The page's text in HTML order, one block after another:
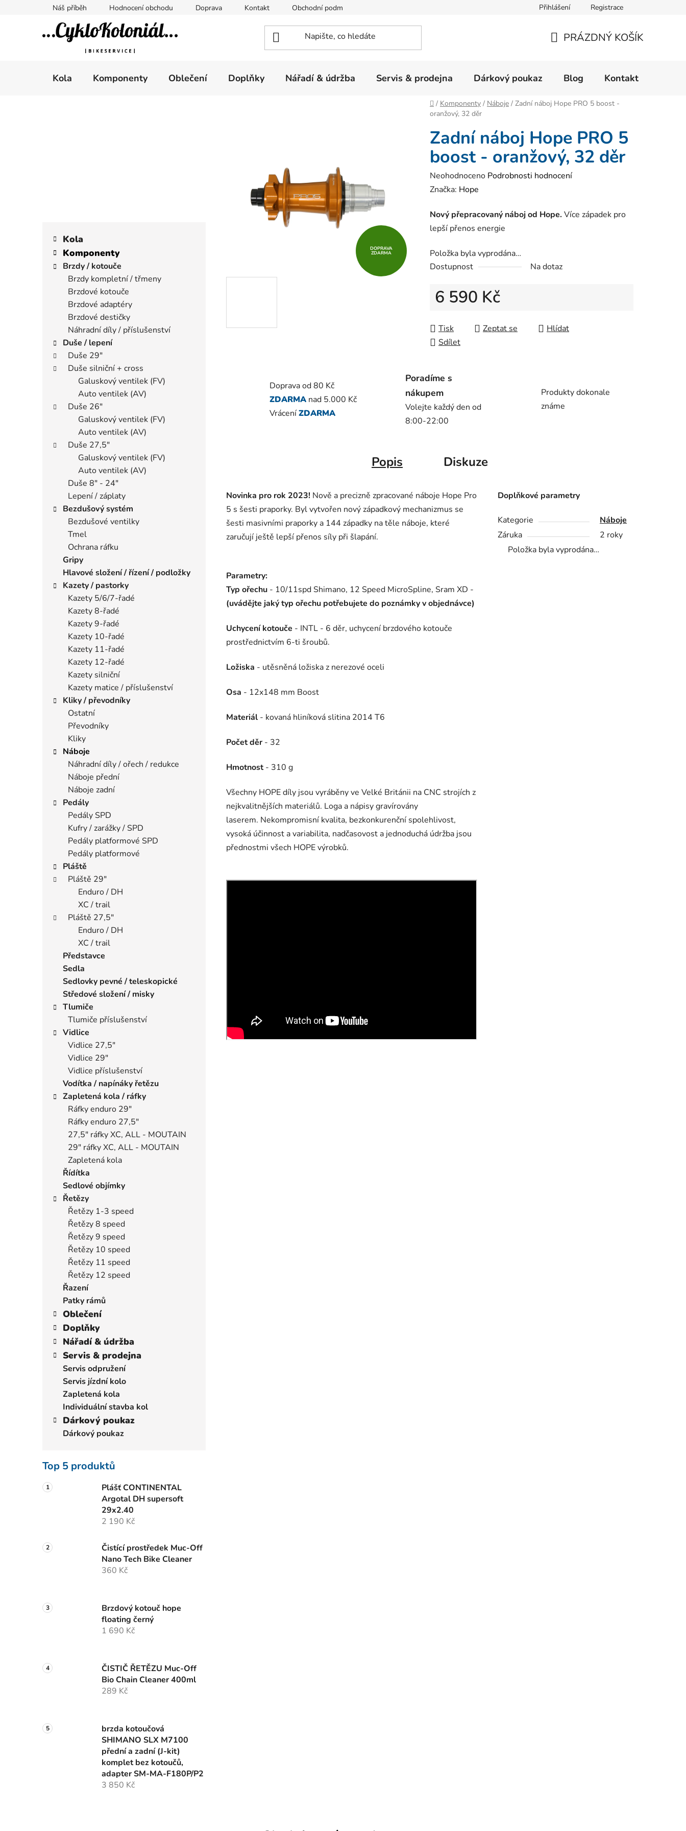
Náš příběh Hodnocení obchodu Doprava Kontakt Obchodní podmínky Formulář pro reklamaci zboží
Přihlášení Registrace
KOŠÍK
PRÁZDNÝ KOŠÍK
Kola Komponenty Oblečení Doplňky Nářadí & údržba Servis & prodejna Dárkový poukaz Blog Kontakt
Domů
/ Komponenty / Náboje / Zadní náboj Hope PRO 5 boost -
oranžový, 32 děr
kategorie
Kola
Komponenty
Brzdy / kotouče
Brzdy kompletní / třmeny
Brzdové kotouče
Brzdové adaptéry
Brzdové destičky
Náhradní díly / příslušenství
Duše / lepení
Duše 29"
Duše silniční + cross
Galuskový ventilek (FV)
Auto ventilek (AV)
Duše 26"
Galuskový ventilek (FV)
Auto ventilek (AV)
Duše 27,5"
Galuskový ventilek (FV)
Auto ventilek (AV)
Duše 8" - 24"
Lepení / záplaty
Bezdušový systém
Bezdušové ventilky
Tmel
Ochrana ráfku
Gripy
Hlavové složení / řízení / podložky
Kazety / pastorky
Kazety 5/6/7-řadé
Kazety 8-řadé
Kazety 9-řadé
Kazety 10-řadé
Kazety 11-řadé
Kazety 12-řadé
Kazety silniční
Kazety matice / příslušenství
Kliky / převodníky
Ostatní
Převodníky
Kliky
Náboje
Náhradní díly / ořech / redukce
Náboje přední
Náboje zadní
Pedály
Pedály SPD
Kufry / zarážky / SPD
Pedály platformové SPD
Pedály platformové
Pláště
Pláště 29"
Enduro / DH
XC / trail
Pláště 27,5"
Enduro / DH
XC / trail
Představce
Sedla
Sedlovky pevné / teleskopické
Středové složení / misky
Tlumiče
Tlumiče příslušenství
Vidlice
Vidlice 27,5"
Vidlice 29"
Vidlice příslušenství
Vodítka / napínáky řetězu
Zapletená kola / ráfky
Ráfky enduro 29"
Ráfky enduro 27,5"
27,5" ráfky XC, ALL - MOUTAIN
29" ráfky XC, ALL - MOUTAIN
Zapletená kola
Řídítka
Sedlové objímky
Řetězy
Řetězy 1-3 speed
Řetězy 8 speed
Řetězy 9 speed
Řetězy 10 speed
Řetězy 11 speed
Řetězy 12 speed
Řazení
Patky rámů
Oblečení
Doplňky
Nářadí & údržba
Servis & prodejna
Servis odpružení
Servis jízdní kolo
Zapletená kola
Individuální stavba kol
Dárkový poukaz
Dárkový poukaz
Top 5 produktů
Plášť CONTINENTAL
Argotal DH supersoft
29x2.40
2 190 Kč
Čistící prostředek Muc-Off
Nano Tech Bike Cleaner
360 Kč
Brzdový kotouč hope
floating černý
1 690 Kč
ČISTIČ ŘETĚZU Muc-Off
Bio Chain Cleaner 400ml
289 Kč
brzda kotoučová
SHIMANO SLX M7100
přední a zadní (J-kit)
komplet bez kotoučů,
adapter SM-MA-F180P/P2
3 850 Kč
Zadní náboj Hope PRO 5
boost - oranžový, 32 děr
Průměrné
hodnocení
je
0,0
5
hvězdiček.
Neohodnoceno Podrobnosti hodnocení
Značka: Hope
Nový přepracovaný náboj od Hope. Více západek pro
lepší přenos energie
Položka byla vyprodána…
Dostupnost
Na dotaz
6 590 Kč
Tisk
Zeptat se
Hlídat
Sdílet
DOPRAVA
ZDARMA
Doprava od 80 Kč
ZDARMA nad 5.000 Kč
VráceníZDARMA
Poradíme s
nákupem
Volejte každý den od
8:00-22:00
Produkty dokonale
známe
Popis Diskuze
Novinka pro rok 2023! Nově a precizně zpracované náboje Hope Pro
5 s šesti praporky. Byl vytvořen nový západkový mechanizmus se
šesti masivními praporky a 144 západky na těle náboje, které
zaručují ještě lepší přenos síly při šlapání.
Parametry:
Typ ořechu - 10/11spd Shimano, 12 Speed MicroSpline, Sram XD -
(uvádějte jaký typ ořechu potřebujete do poznámky v objednávce)
Uchycení kotouče - INTL - 6 děr, uchycení brzdového kotouče
prostřednictvím 6-ti šroubů.
Ložiska - utěsněná ložiska z nerezové oceli
Osa - 12x148 mm Boost
Materiál - kovaná hliníková slitina 2014 T6
Počet děr - 32
Hmotnost- 310 g
Všechny HOPE díly jsou vyráběny ve Velké Británii na CNC strojích z
nejkvalitnějších materiálů. Loga a nápisy gravírovány
laserem. Nekompromisní kvalita, bezkonkurenční spolehlivost,
vysoká účinnost a variabilita, nadčasovost a jednoduchá údržba jsou
přednostmi všech HOPE výrobků.
Doplňkové parametry
Kategorie
Náboje
Záruka
2 roky
Položka byla vyprodána…